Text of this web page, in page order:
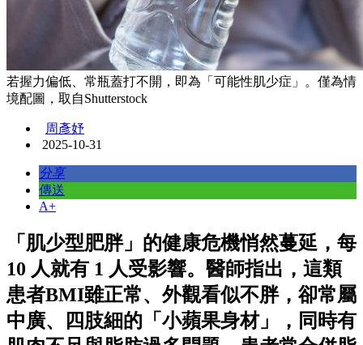
若握力偏低、常瓶蓋打不開，即為「可能性肌少症」。僅為情
境配圖，取自Shutterstock
周彥妤
2025-10-31
分享
傳送
A+
「肌少型肥胖」的健康危機悄然蔓延，每
10 人就有 1 人受影響。醫師指出，這類
患者BMI雖正常、外觀看似不胖，卻常屬
中廣、四肢細的「小蘋果身材」，同時有